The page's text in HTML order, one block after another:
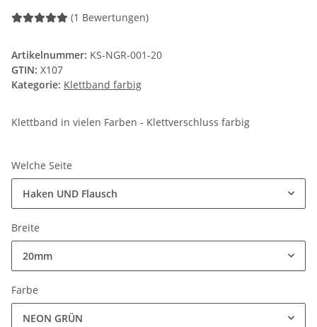
(1 Bewertungen)
Artikelnummer: KS-NGR-001-20
GTIN: X107
Kategorie: Klettband farbig
Klettband in vielen Farben - Klettverschluss farbig
Welche Seite
Haken UND Flausch
Breite
20mm
Farbe
NEON GRÜN